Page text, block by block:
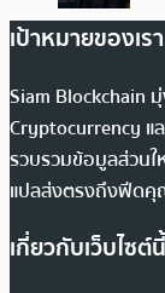
เป้าหมายของเรา
Siam Blockchain
Cryptocurrency แ
รวบรวมข้อมูลส่วนใ
แปลส่งตรงถึงฟีด
เกี่ยวกับเว็บไซต์นี้